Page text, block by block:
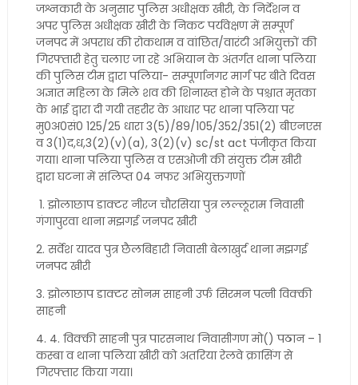
जश्नकारी के अनुसार पुलिस अधीक्षक खीरी, के निर्देशन व
अपर पुलिस अधीक्षक खीरी के निकट पर्यवेक्षण में सम्पूर्ण
जनपद में अपराध की रोकथाम व वांछित/वारंटी अभियुक्तों की
गिरफ्तारी हेतु चलाए जा रहे अभियान के अंतर्गत थाना पलिया
की पुलिस टीम द्वारा पलिया- सम्पूर्णानगर मार्ग पर बीते दिवस
अज्ञात महिला के मिले शव की शिनाख्त होने के पश्चात मृतका
के भाई द्वारा दी गयी तहरीर के आधार पर थाना पलिया पर
मु0अ0सं0 125/25 धारा 3(5)/89/105/352/351(2) बीएनएस
व 3(1)द,ध,3(2)(v)(a), 3(2)(v) sc/st act पंजीकृत किया
गया। थाना पलिया पुलिस व एसओजी की संयुक्त टीम खीरी
द्वारा घटना में संलिप्त 04 नफर अभियुक्तगणों
1. झोलाछाप डाक्टर नीरज चौरसिया पुत्र लल्लूराम निवासी
गंगापुरवा थाना मझगई जनपद खीरी
2. सर्वेश यादव पुत्र छैलबिहारी निवासी बेलाखुर्द थाना मझगई
जनपद खीरी
3. झोलाछाप डाक्टर सोनम साहनी उर्फ सिरमन पत्नी विक्की
साहनी
4. 4. विक्की साहनी पुत्र पारसनाथ निवासीगण मो() पठान – 1
कस्बा व थाना पलिया खीरी को अतरिया रेलवे क्रासिंग से
गिरफ्तार किया गया।